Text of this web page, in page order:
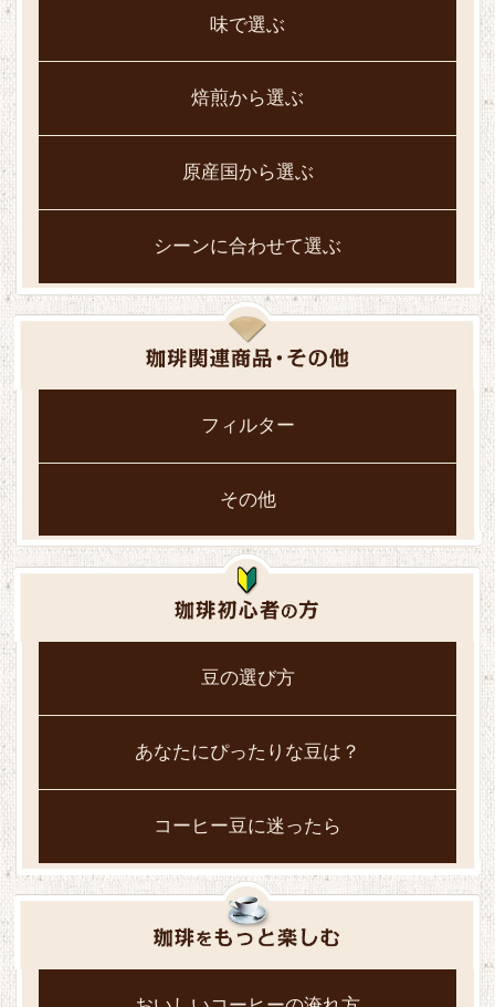
味で選ぶ
焙煎から選ぶ
原産国から選ぶ
シーンに合わせて選ぶ
フィルター
その他
豆の選び方
あなたにぴったりな豆は？
コーヒー豆に迷ったら